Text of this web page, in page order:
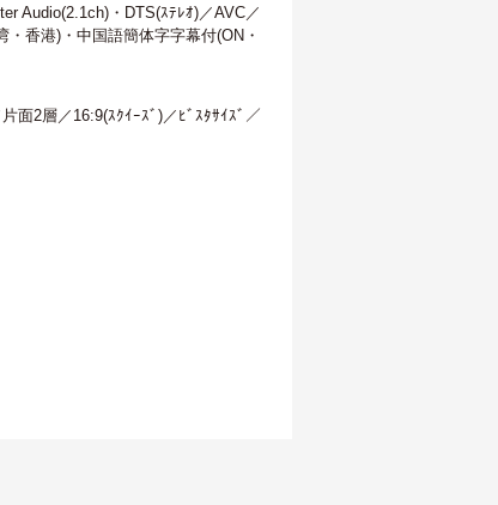
Audio(2.1ch)・DTS(ｽﾃﾚｵ)／AVC／
香港)・中国語簡体字字幕付(ON・
面2層／16:9(ｽｸｲｰｽﾞ)／ﾋﾞｽﾀｻｲｽﾞ／